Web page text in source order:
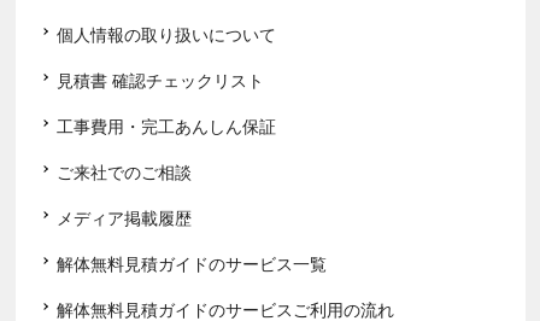
個人情報の取り扱いについて
見積書 確認チェックリスト
工事費用・完工あんしん保証
ご来社でのご相談
メディア掲載履歴
解体無料見積ガイドのサービス一覧
解体無料見積ガイドのサービスご利用の流れ